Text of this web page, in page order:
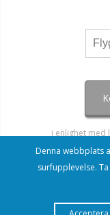
i enlighet med
Denna webbplats
surfupplevelse.